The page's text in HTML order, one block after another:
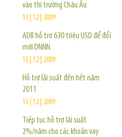
vào thị trường Châu Âu
15 | 12 | 2009
ADB hỗ trợ 630 triệu USD để đổi
mới DNNN
15 | 12 | 2009
Hỗ trợ lãi suất đến hết năm
2011
15 | 12 | 2009
Tiếp tục hỗ trợ lãi suất
2%/năm cho các khoản vay